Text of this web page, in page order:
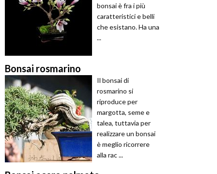
bonsai è fra i più
caratteristici e belli
che esistano. Ha una
...
Bonsai rosmarino
Il bonsai di
rosmarino si
riproduce per
margotta, seme e
talea, tuttavia per
realizzare un bonsai
è meglio ricorrere
alla rac ...